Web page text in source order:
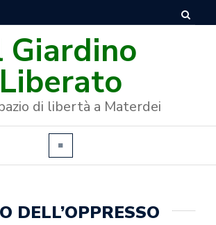
Giardino
Liberato
di libertà a Materdei
DELL’OPPRESSO